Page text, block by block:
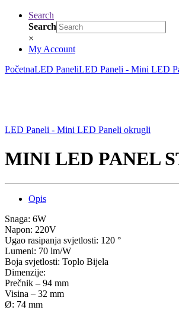
Search
Search
×
My Account
PočetnaLED PaneliLED Paneli - Mini LED
LED Paneli - Mini LED Paneli okrugli
MINI LED PANEL
Opis
Snaga: 6W
Napon: 220V
Ugao rasipanja svjetlosti: 120 °
Lumeni: 70 lm/W
Boja svjetlosti: Toplo Bijela
Dimenzije:
Prečnik – 94 mm
Visina – 32 mm
Ø: 74 mm